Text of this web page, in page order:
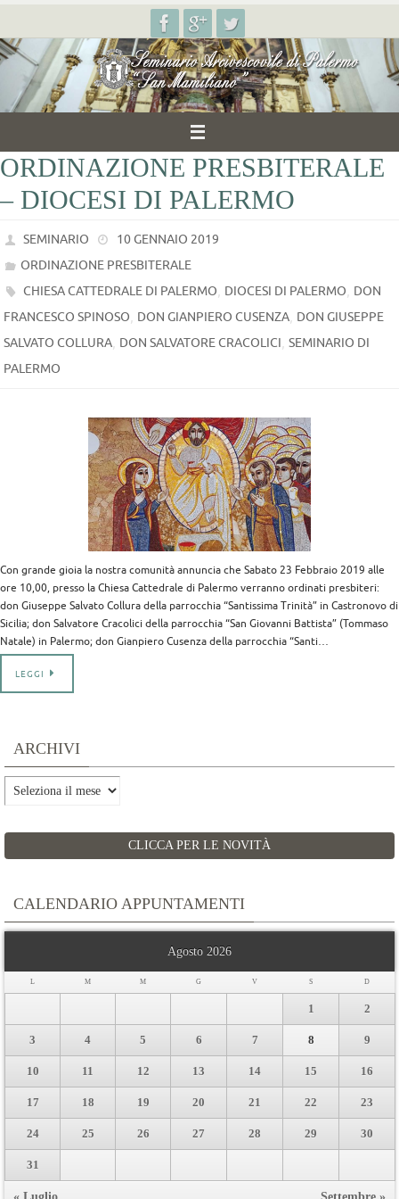
contenuto
ORDINAZIONE PRESBITERALE
– DIOCESI DI PALERMO
SEMINARIO
10 GENNAIO 2019
ORDINAZIONE PRESBITERALE
CHIESA CATTEDRALE DI PALERMO, DIOCESI DI PALERMO, DON
FRANCESCO SPINOSO, DON GIANPIERO CUSENZA, DON GIUSEPPE
SALVATO COLLURA, DON SALVATORE CRACOLICI, SEMINARIO DI
PALERMO
Con grande gioia la nostra comunità annuncia che Sabato 23 Febbraio 2019 alle
ore 10,00, presso la Chiesa Cattedrale di Palermo verranno ordinati presbiteri:
don Giuseppe Salvato Collura della parrocchia “Santissima Trinità” in Castronovo di
Sicilia; don Salvatore Cracolici della parrocchia “San Giovanni Battista” (Tommaso
Natale) in Palermo; don Gianpiero Cusenza della parrocchia “Santi…
LEGGI
ARCHIVI
Archivi
CLICCA PER LE NOVITÀ
CALENDARIO APPUNTAMENTI
Agosto 2026
L M M G V S D
1 2
3 4 5 6 7 8 9
10 11 12 13 14 15 16
17 18 19 20 21 22 23
24 25 26 27 28 29 30
31